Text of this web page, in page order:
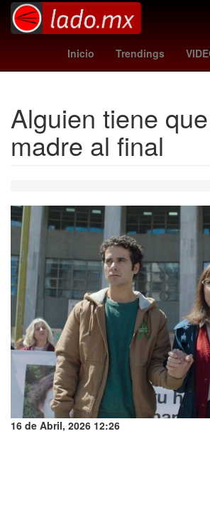
Inicio Trendings
Selección de fútbol de El
Alguien tiene
madre al final
16 de Abril, 2026 12:26